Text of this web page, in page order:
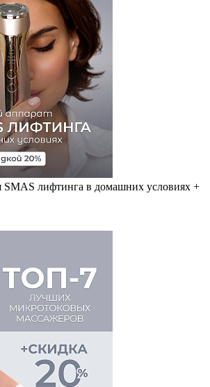
SMAS лифтинга в домашних условиях +